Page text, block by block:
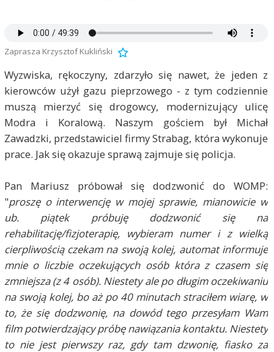
Zaprasza Krzysztof Kukliński
Wyzwiska, rękoczyny, zdarzyło się nawet, że jeden z
kierowców użył gazu pieprzowego - z tym codziennie
muszą mierzyć się drogowcy, modernizujący ulicę
Modra i Koralową. Naszym gościem był Michał
Zawadzki, przedstawiciel firmy Strabag, która wykonuje
prace. Jak się okazuje sprawą zajmuje się policja.
Pan Mariusz próbował się dodzwonić do WOMP:
"proszę o interwencję w mojej sprawie, mianowicie w
ub. piątek próbuję dodzwonić się na
rehabilitację/fizjoterapię, wybieram numer i z wielką
cierpliwością czekam na swoją kolej, automat informuje
mnie o liczbie oczekujących osób która z czasem się
zmniejsza (z 4 osób). Niestety ale po długim oczekiwaniu
na swoją kolej, bo aż po 40 minutach straciłem wiarę, w
to, że się dodzwonię, na dowód tego przesyłam Wam
film potwierdzający próbę nawiązania kontaktu. Niestety
to nie jest pierwszy raz, gdy tam dzwonię, fiasko za